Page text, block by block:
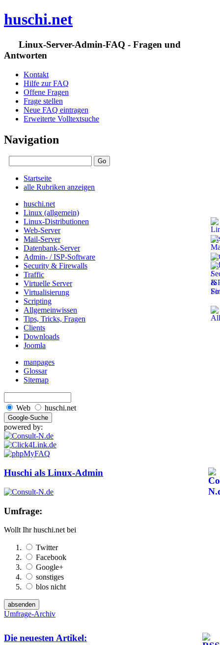
huschi.net
Linux-Server-Admin-FAQ - Fragen und
Antworten
Kontakt
Hilfe zur FAQ
Offene Fragen
Frage stellen
Neue FAQ eintragen
Erweiterte Volltextsuche
Navigation
Startseite
alle Rubriken anzeigen
huschi.net
Linux (allgemein)
Linux-Distributionen
Web-Server
Mail-Server
Datenbank-Server
Admin- / ISP-Software
Security & Firewalls
Traffic
Virtuelle Server
Virtualisierung
Scripting
Allgemeinwissen
Tips, Tricks, Fragen
Clients
Downloads
Joomla
manpages
Glossar
Sitemap
Web huschi.net
powered by:
Huschi als Linux-Admin
Umfrage:
Wollt Ihr huschi.net bei
Twitter
Facebook
Google+
sonstiges
blos nicht
Umfrage-Archiv
Die neuesten Artikel: